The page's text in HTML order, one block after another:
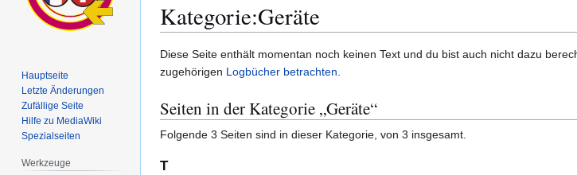
Kategorie:Geräte
Zur
Navigation
Zur
Suche
Diese Seite enthält momentan noch keinen Text und du bist auch nicht dazu
zugehörigen Logbücher betrachten.
Seiten in der Kategorie „Geräte“
Folgende 3 Seiten sind in dieser Kategorie, von 3 insgesamt.
T
Hauptseite
Letzte Änderungen
Zufällige Seite
Hilfe zu MediaWiki
Spezialseiten
Werkzeuge